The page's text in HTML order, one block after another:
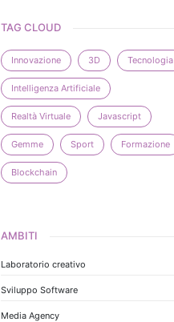
TAG CLOUD
Innovazione 3D Tecnologia
Intelligenza Artificiale
Realtà Virtuale Javascript
Gemme Sport Formazione
Blockchain
AMBITI
Laboratorio creativo
Sviluppo Software
Media Agency